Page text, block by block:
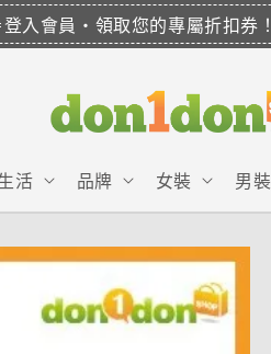
登入會員・領取您的專屬折扣券！
活 品牌 女裝 男裝